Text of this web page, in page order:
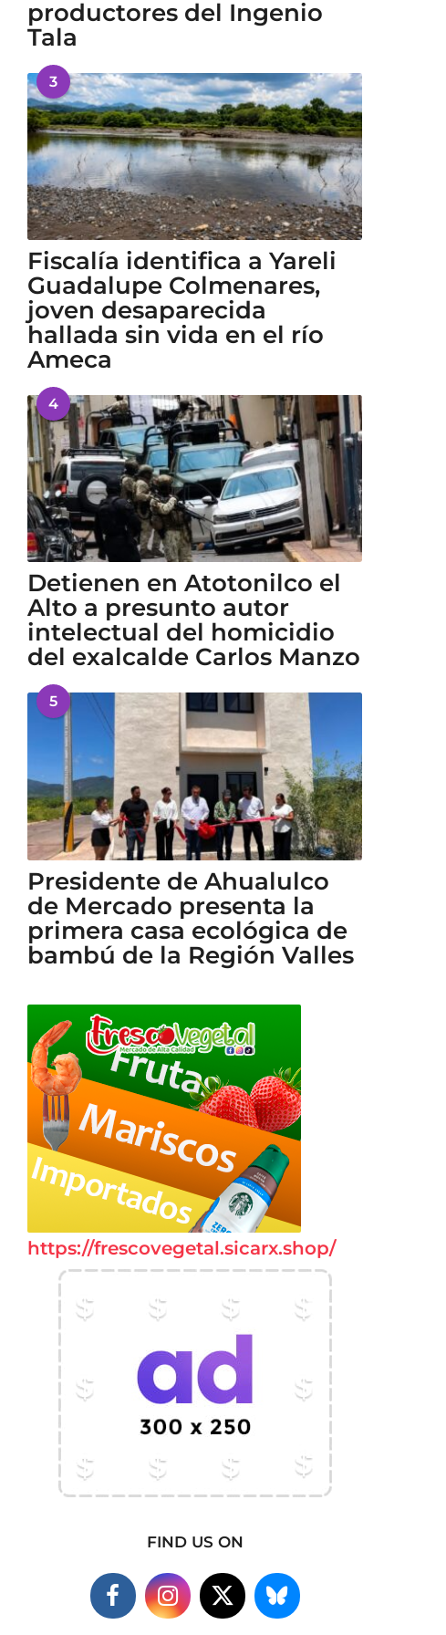
productores del Ingenio
Tala
3
Fiscalía identifica a Yareli
Guadalupe Colmenares,
joven desaparecida
hallada sin vida en el río
Ameca
4
Detienen en Atotonilco el
Alto a presunto autor
intelectual del homicidio
del exalcalde Carlos Manzo
5
Presidente de Ahualulco
de Mercado presenta la
primera casa ecológica de
bambú de la Región Valles
https://frescovegetal.sicarx.shop/
FIND US ON